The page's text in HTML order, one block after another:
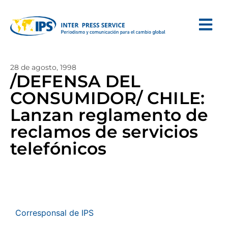
28 de agosto, 1998
/DEFENSA DEL
CONSUMIDOR/ CHILE:
Lanzan reglamento de
reclamos de servicios
telefónicos
Corresponsal de IPS